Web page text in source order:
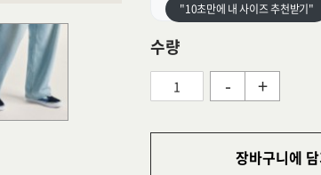
"10초만에 내 사이즈 추천받기"
수량
- +
장바구니에